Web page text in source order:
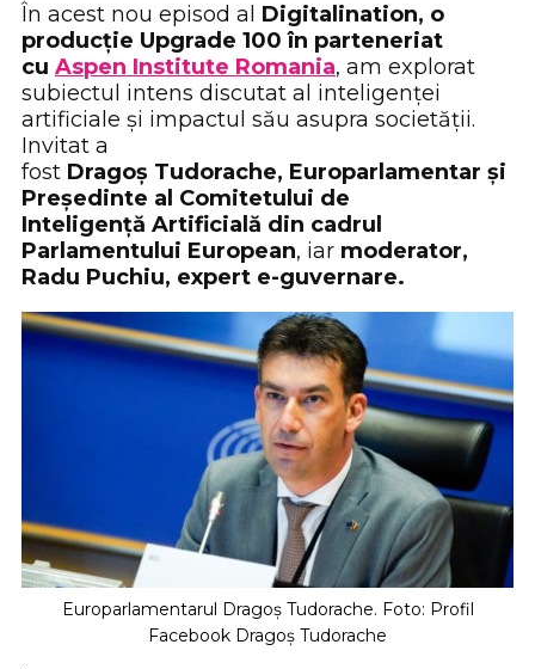
În acest nou episod al Digitalination, o
producție Upgrade 100 în parteneriat
cu Aspen Institute Romania, am explorat
subiectul intens discutat al inteligenței
artificiale și impactul său asupra societății.
Invitat a
fost Dragoș Tudorache, Europarlamentar și
Președinte al Comitetului de
Inteligență Artificială din cadrul
Parlamentului European, iar moderator,
Radu Puchiu, expert e-guvernare.
Europarlamentarul Dragoș Tudorache. Foto: Profil
Facebook Dragoș Tudorache